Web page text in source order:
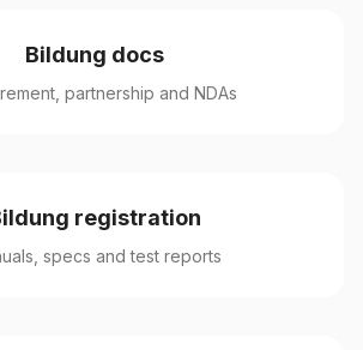
Bildung docs
partnership and NDAs
registration
specs and test reports